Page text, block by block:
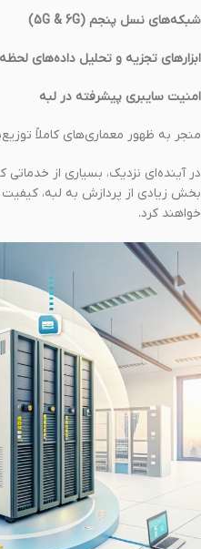
شبکه‌های نسل پنجم (5G & 6G)
ابزارهای تجزیه و تحلیل داده‌های
امنیت سایبری پیشرفته در لبه
منجر به ظهور معماری‌های کاملاً
در آینده‌ای نزدیک، بسیاری از خدماتی
بخش زیادی از پردازش به لبه، کیفیت
خواهند کرد.